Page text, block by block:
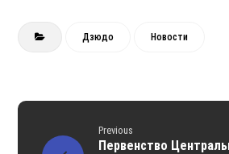
Дзюдо Новости
Previous
Первенство